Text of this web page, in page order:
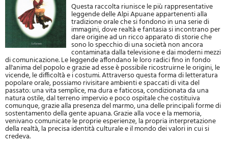
Questa raccolta riunisce le più rappresentative
leggende delle Alpi Apuane appartenenti alla
tradizione orale che si fondono in una serie di
immagini, dove realtà e fantasia si incontrano per
dare origine ad un ricco apparato di storie che
sono lo specchio di una società non ancora
contaminata dalla televisione e dai moderni mezzi
di comunicazione. Le leggende affondano le loro radici fino in fondo
all'anima del popolo e grazie ad esse è possibile ricostruirne le origini, le
vicende, le difficoltà e i costumi. Attraverso questa forma di letteratura
popolare orale, possiamo rivisitare ambienti e spaccati di vita del
passato: una vita semplice, ma dura e faticosa, condizionata da una
natura ostile, dal terreno impervio e poco ospitale che costituiva
comunque, grazie alla presenza del marmo, una delle principali forme di
sostentamento della gente apuana. Grazie alla voce e la memoria,
venivano comunicate le proprie esperienze, la propria interpretazione
della realtà, la precisa identità culturale e il mondo dei valori in cui si
credeva.